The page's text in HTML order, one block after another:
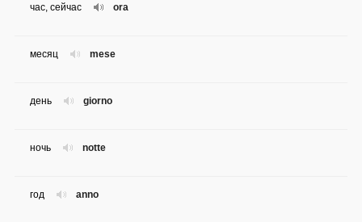
ora
час, сейчас
mese
месяц
giorno
день
notte
ночь
anno
год